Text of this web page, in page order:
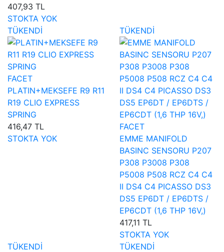
407,93 TL
STOKTA YOK
TÜKENDİ
FACET
PLATIN+MEKSEFE R9 R11
R19 CLIO EXPRESS
SPRING
416,47 TL
STOKTA YOK
TÜKENDİ
FACET
EMME MANIFOLD
BASINC SENSORU P207
P308 P3008 P308
P5008 P508 RCZ C4 C4
II DS4 C4 PICASSO DS3
DS5 EP6DT / EP6DTS /
EP6CDT (1,6 THP 16V,)
417,11 TL
STOKTA YOK
TÜKENDİ
TÜKENDİ